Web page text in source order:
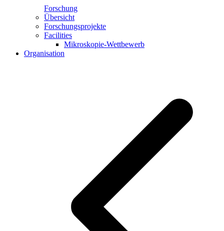
Forschung
Übersicht
Forschungsprojekte
Facilities
Mikroskopie-Wettbewerb
Organisation